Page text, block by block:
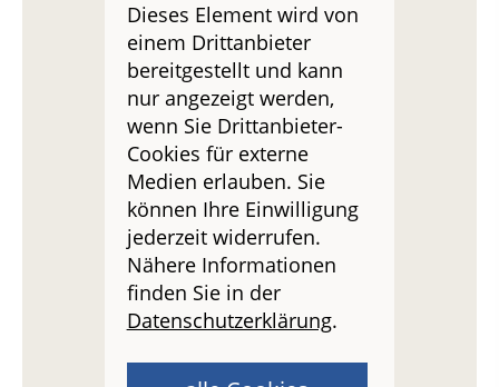
Dieses Element wird von
einem Drittanbieter
bereitgestellt und kann
nur angezeigt werden,
wenn Sie Drittanbieter-
Cookies für externe
Medien erlauben. Sie
können Ihre Einwilligung
jederzeit widerrufen.
Nähere Informationen
finden Sie in der
Datenschutzerklärung.